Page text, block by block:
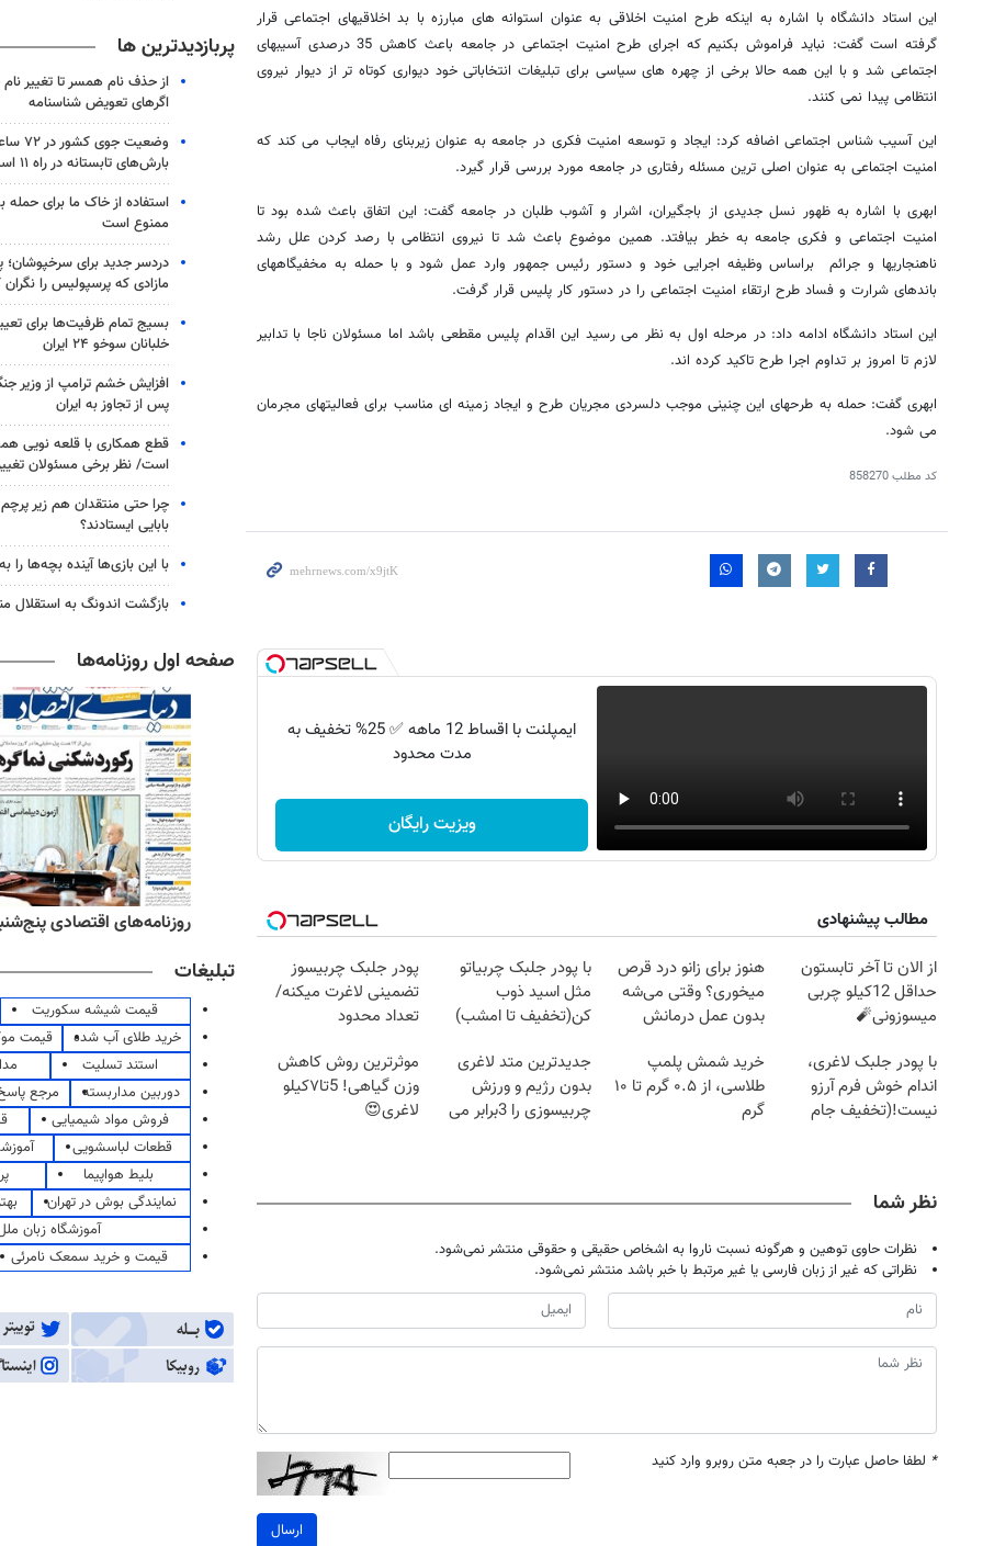
این استاد دانشگاه با اشاره به اینکه طرح امنیت اخلاقی به عنوان استوانه های مبارزه با بد اخلاقیهای اجتماعی قرار
گرفته است گفت: نباید فراموش بکنیم که اجرای طرح امنیت اجتماعی در جامعه باعث کاهش 35 درصدی آسیبهای
اجتماعی شد و با این همه حالا برخی از چهره های سیاسی برای تبلیغات انتخاباتی خود دیواری کوتاه تر از دیوار نیروی
انتظامی پیدا نمی کنند.
این آسیب شناس اجتماعی اضافه کرد: ایجاد و توسعه امنیت فکری در جامعه به عنوان زیربنای رفاه ایجاب می کند که
امنیت اجتماعی به عنوان اصلی ترین مسئله رفتاری در جامعه مورد بررسی قرار گیرد.
ابهری با اشاره به ظهور نسل جدیدی از باجگیران، اشرار و آشوب طلبان در جامعه گفت: این اتفاق باعث شده بود تا
امنیت اجتماعی و فکری جامعه به خطر بیافتد. همین موضوع باعث شد تا نیروی انتظامی با رصد کردن علل رشد
ناهنجاریها و جرائم براساس وظیفه اجرایی خود و دستور رئیس جمهور وارد عمل شود و با حمله به مخفیگاههای
باندهای شرارت و فساد طرح ارتقاء امنیت اجتماعی را در دستور کار پلیس قرار گرفت.
این استاد دانشگاه ادامه داد: در مرحله اول به نظر می رسید این اقدام پلیس مقطعی باشد اما مسئولان ناجا با تدابیر
لازم تا امروز بر تداوم اجرا طرح تاکید کرده اند.
ابهری گفت: حمله به طرحهای این چنینی موجب دلسردی مجریان طرح و ایجاد زمینه ای مناسب برای فعالیتهای مجرمان
می شود.
کد مطلب858270
ایمپلنت با اقساط 12 ماهه ✅ 25% تخفیف به
مدت محدود
ویزیت رایگان
مطالب پیشنهادی
از الان تا آخر تابستون
حداقل 12کیلو چربی
میسوزونی🧨
هنوز برای زانو درد قرص
میخوری؟ وقتی می‌شه
بدون عمل درمانش
با پودر جلبک چربیاتو
مثل اسید ذوب
کن(تخفیف تا امشب)
پودر جلبک چربیسوز
تضمینی لاغرت میکنه/
تعداد محدود
با پودر جلبک لاغری،
اندام خوش فرم آرزو
نیست!(تخفیف جام
خرید شمش پلمپ
طلاسی، از ۰.۵ گرم تا ۱۰
گرم
جدیدترین متد لاغری
بدون رژیم و ورزش
چربیسوزی را 3برابر می
موثرترین روش کاهش
وزن گیاهی! 5تا۷کیلو
لاغری😍
نظر شما
نظرات حاوی توهین و هرگونه نسبت ناروا به اشخاص حقیقی و حقوقی منتشر نمی‌شود.
نظراتی که غیر از زبان فارسی یا غیر مرتبط با خبر باشد منتشر نمی‌شود.
* لطفا حاصل عبارت را در جعبه متن روبرو وارد کنید
ارسال
پربازدیدترین ها
از حذف نام همسر تا تغییر نام
اگرهای تعویض شناسنامه
وضعیت
بارش‌های تابستانه در راه ۱۱ استان
استفاده از خاک ما برای
ممنوع است
دردسر جدید برای سرخپوشان؛
مازادی که پرسپولیس را نگران
بسیج تمام ظرفیت‌ها برای
خلبانان سوخو ۲۴ ایران
افزایش خشم ترامپ از وزیر
پس از تجاوز به ایران
قطع همکاری با قلعه نویی
است/ نظر برخی مسئولان
چرا حتی منتقدان هم زیر
بابایی ایستادند؟
با این بازی‌ها آینده بچه‌ها را
بازگشت اندونگ به استقلال
صفحه اول روزنامه‌ها
روزنامه‌های اقتصادی چهارشنبه ۱۴ مرداد ۱۴۰۵ روزنامه‌های ورزشی پنج‌شنبه ۱۵ مرداد ۱۴۰۵ روزنامه‌های اقتصادی پنج‌شنبه ۱۵ مرداد
تبلیغات
قیمت شیشه سکوریت
خرید طلای آب شده
قیمت
استند تسلیت
دوربین مداربسته
مرجع
فروش مواد شیمیایی
قطعات لباسشویی
بلیط هواپیما
نمایندگی بوش در تهران
آموزشگاه زبان
قیمت و خرید سمعک نامرئی